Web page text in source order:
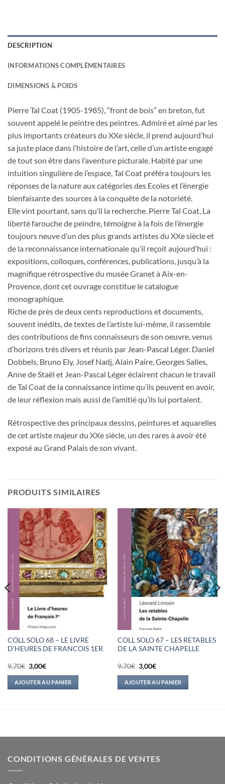
DESCRIPTION
INFORMATIONS COMPLÉMENTAIRES
DIMENSIONS & POIDS
Pierre Tal Coat (1905-1985), “front de bois” en breton, fut
souvent appelé le peintre des peintres. Admiré et aimé par les
plus importants créateurs du XXe siècle, il prend aujourd’hui
sa juste place dans l’histoire de l’art, celle d’un artiste engagé
de tout son être dans l’aventure picturale. Habité par une
intuition singulière de l’espace, Tal Coat préféra toujours les
réponses de la nature aux catégories des Ecoles et l’énergie
bienfaisante des sources à la conquête de la notoriété.
Elle vint pourtant, sans qu’il la recherche. Pierre Tal Coat, La
liberté farouche de peindre, témoigne à la fois de l’énergie
toujours neuve d’un des plus grands artistes du XXe siècle et
de la reconnaissance internationale qu’il reçoit aujourd’hui :
expositions, colloques, conférences, publications, jusqu’à la
magnifique rétrospective du musée Granet à Aix-en-
Provence, dont cet ouvrage constitue le catalogue
monographique.
Riche de près de deux cents reproductions et documents,
souvent inédits, de textes de l’artiste lui-même, il rassemble
des contributions de fins connaisseurs de son oeuvre, venus
d’horizons très divers et réunis par Jean-Pascal Léger. Daniel
Dobbels, Bruno Ely, Josef Nadj, Alain Paire, Georges Salles,
Anne de Staël et Jean-Pascal Léger éclairent chacun le travail
de Tal Coat de la connaissance intime qu’ils peuvent en avoir,
de leur réflexion mais aussi de l’amitié qu’ils lui portaient.
Rétrospective des principaux dessins, peintures et aquarelles
de cet artiste majeur du XXe siècle, un des rares à avoir été
exposé au Grand Palais de son vivant.
PRODUITS SIMILAIRES
COLL SOLO 68 – LE LIVRE
D’HEURES DE FRANCOIS 1ER
9,70€ Le
prix
initial
était :
9,70€.
3,00€Le
actuel
est :
3,00€.
AJOUTER AU PANIER
COLL SOLO 67 – LES RETABLES
DE LA SAINTE CHAPELLE
9,70€ Le
prix
initial
était :
9,70€.
3,00€Le
actuel
est :
3,00€.
AJOUTER AU PANIER
CONDITIONS GÉNÉRALES DE VENTES